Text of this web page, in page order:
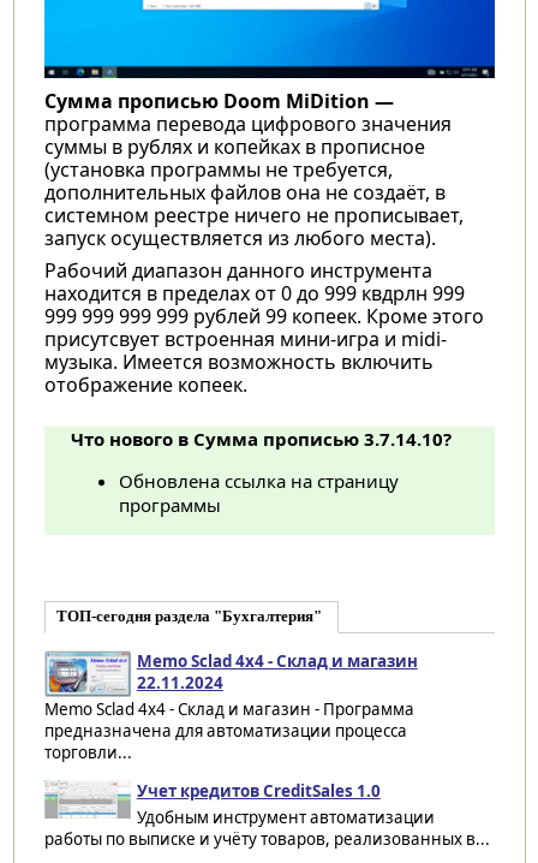
Сумма прописью Doom MiDition —
программа перевода цифрового значения
суммы в рублях и копейках в прописное
(установка программы не требуется,
дополнительных файлов она не создаёт, в
системном реестре ничего не прописывает,
запуск осуществляется из любого места).
Рабочий диапазон данного инструмента
находится в пределах от 0 до 999 квдрлн 999
999 999 999 999 рублей 99 копеек. Кроме этого
присутсвует встроенная мини-игра и midi-
музыка. Имеется возможность включить
отображение копеек.
Что нового в Сумма прописью 3.7.14.10?
Обновлена ссылка на страницу
программы
ТОП-сегодня раздела "Бухгалтерия"
Memo Sclad 4x4 - Склад и магазин
22.11.2024
Memo Sclad 4x4 - Склад и магазин - Программа
предназначена для автоматизации процесса
торговли...
Учет кредитов CreditSales 1.0
Удобным инструмент автоматизации
работы по выписке и учёту товаров, реализованных в...